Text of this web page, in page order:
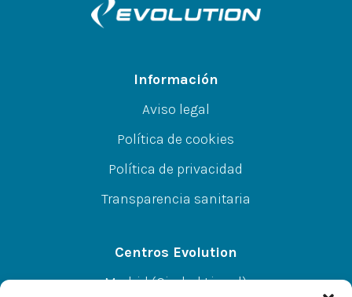
Información
Aviso legal
Política de cookies
Política de privacidad
Transparencia sanitaria
Centros Evolution
Madrid (Ciudad Lineal)